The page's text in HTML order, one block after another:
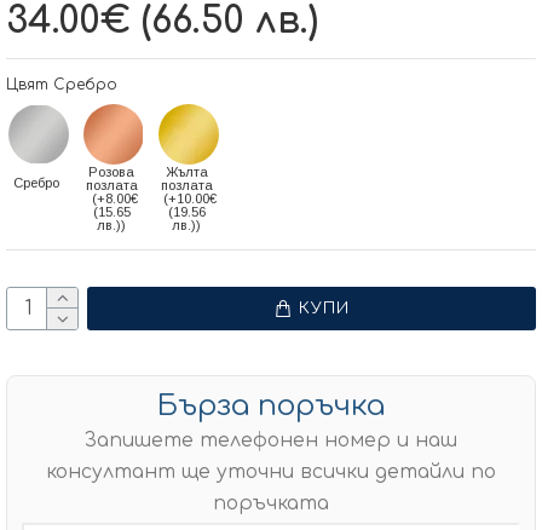
34.00€ (66.50 лв.)
Цвят Сребро
Сребро
Розова
позлата
(+8.00€
(15.65
лв.))
Жълта
позлата
(+10.00€
(19.56
лв.))
КУПИ
Бърза поръчка
Запишете телефонен номер и наш
консултант ще уточни всички детайли по
поръчката